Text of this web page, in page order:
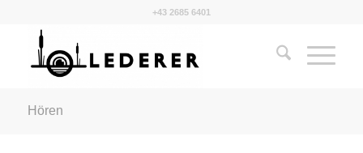
+43 2685 6401
Hören